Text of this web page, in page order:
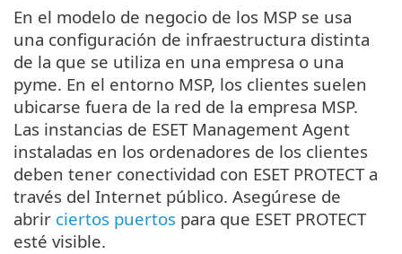
En el modelo de negocio de los MSP se usa
una configuración de infraestructura distinta
de la que se utiliza en una empresa o una
pyme. En el entorno MSP, los clientes suelen
ubicarse fuera de la red de la empresa MSP.
Las instancias de ESET Management Agent
instaladas en los ordenadores de los clientes
deben tener conectividad con ESET PROTECT a
través del Internet público. Asegúrese de
abrir ciertos puertos para que ESET PROTECT
esté visible.